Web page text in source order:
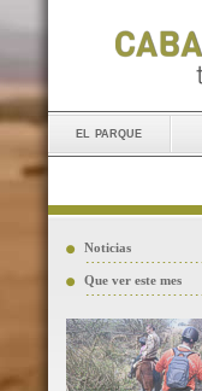
el parque
Noticias
Que ver este mes